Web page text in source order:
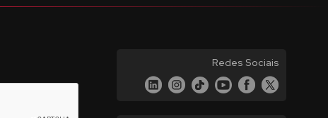
Redes Sociais